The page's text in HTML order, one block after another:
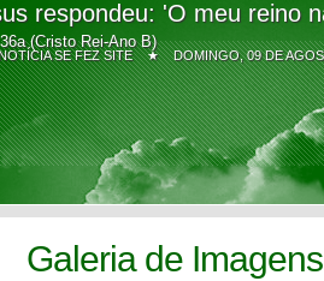
respondeu: 'O meu reino
(Cristo Rei-Ano B)
NOTÍCIA SE FEZ SITE ★DOMINGO, 09 DE
Galeria de Imagens